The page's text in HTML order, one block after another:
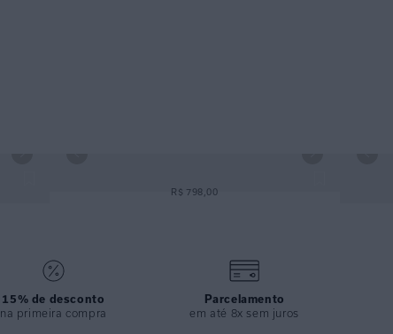
R$ 798,00
TOP
15% de desconto
na primeira compra
Parcelamento
em até 8x sem juros